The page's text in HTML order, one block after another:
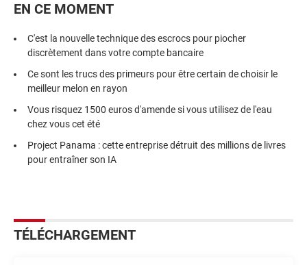
EN CE MOMENT
C'est la nouvelle technique des escrocs pour piocher
discrètement dans votre compte bancaire
Ce sont les trucs des primeurs pour être certain de choisir le
meilleur melon en rayon
Vous risquez 1500 euros d'amende si vous utilisez de l'eau
chez vous cet été
Project Panama : cette entreprise détruit des millions de livres
pour entraîner son IA
TÉLÉCHARGEMENT